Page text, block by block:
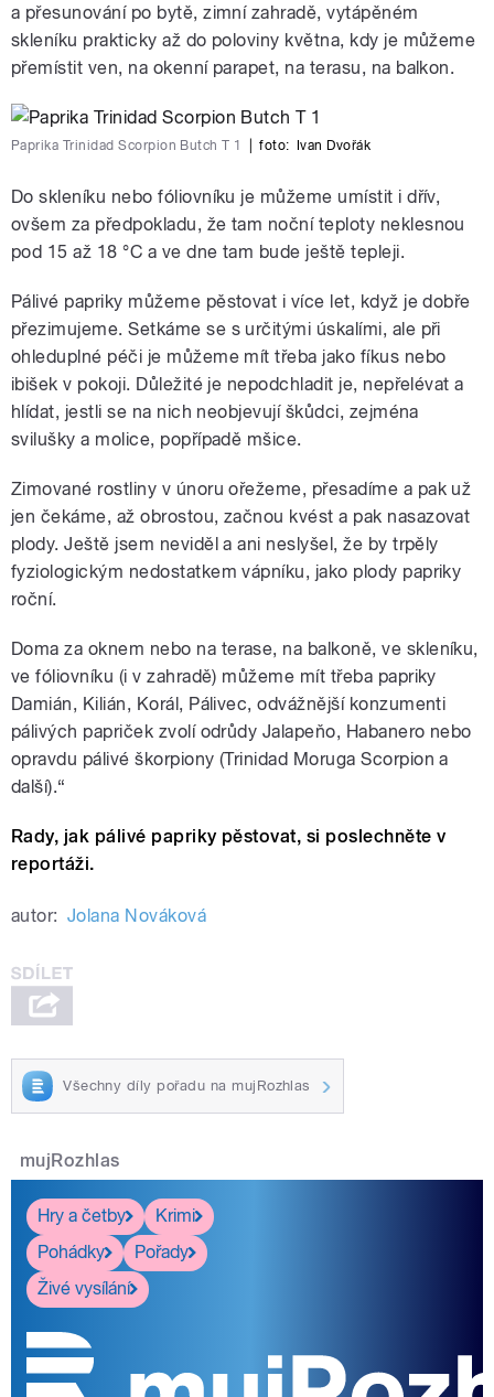
a přesunování po bytě, zimní zahradě, vytápěném
skleníku prakticky až do poloviny května, kdy je můžeme
přemístit ven, na okenní parapet, na terasu, na balkon.
Paprika Trinidad Scorpion Butch T 1 foto: Ivan Dvořák
Do skleníku nebo fóliovníku je můžeme umístit i dřív,
ovšem za předpokladu, že tam noční teploty neklesnou
pod 15 až 18 °C a ve dne tam bude ještě tepleji.
Pálivé papriky můžeme pěstovat i více let, když je dobře
přezimujeme. Setkáme se s určitými úskalími, ale při
ohleduplné péči je můžeme mít třeba jako fíkus nebo
ibišek v pokoji. Důležité je nepodchladit je, nepřelévat a
hlídat, jestli se na nich neobjevují škůdci, zejména
svilušky a molice, popřípadě mšice.
Zimované rostliny v únoru ořežeme, přesadíme a pak už
jen čekáme, až obrostou, začnou kvést a pak nasazovat
plody. Ještě jsem neviděl a ani neslyšel, že by trpěly
fyziologickým nedostatkem vápníku, jako plody papriky
roční.
Doma za oknem nebo na terase, na balkoně, ve skleníku,
ve fóliovníku (i v zahradě) můžeme mít třeba papriky
Damián, Kilián, Korál, Pálivec, odvážnější konzumenti
pálivých papriček zvolí odrůdy Jalapeňo, Habanero nebo
opravdu pálivé škorpiony (Trinidad Moruga Scorpion a
další).“
Rady, jak pálivé papriky pěstovat, si poslechněte v
reportáži.
autor: Jolana Nováková
Všechny díly pořadu na mujRozhlas
mujRozhlas
Hry a četby
Krimi
Pohádky
Pořady
Živé vysílání